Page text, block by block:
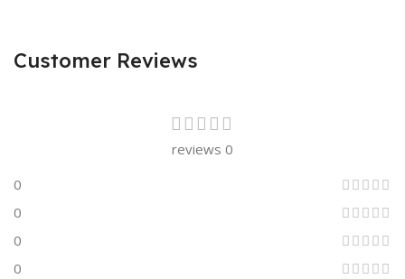
Customer Reviews
0 reviews
0
0
0
0